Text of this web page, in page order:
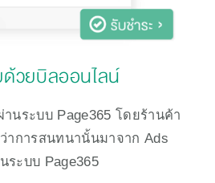
วยบิลออนไลน์
นระบบ Page365 โดยร้านค้า
าการสนทนานั้นมาจาก Ads
ะบบ Page365